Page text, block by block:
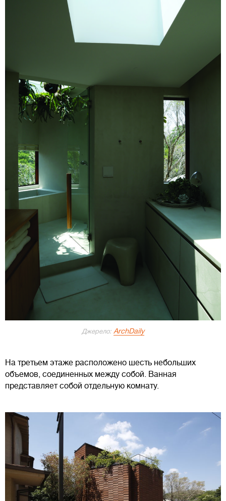
Джерело: ArchDaily
На третьем этаже расположено шесть небольших
объемов, соединенных между собой. Ванная
представляет собой отдельную комнату.